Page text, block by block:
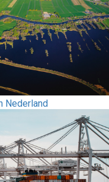
Nederland